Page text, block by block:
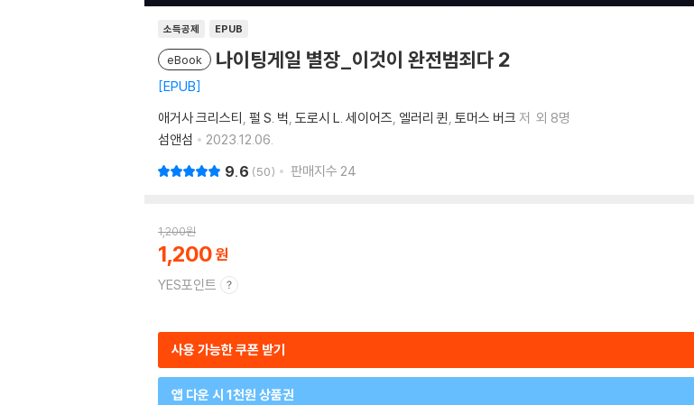
소득공제 EPUB
eBook 나이팅게일 별장_이것이 완전범죄다 2
EPUB
애거사 크리스티 펄 S. 벅 도로시 L. 세이어즈 엘러리 퀸 토머스 버크 저 외 8명
섬앤섬
2023.12.06.
9.6 50 판매지수 24
1,200원
1,200
YES포인트
사용 가능한 쿠폰 받기
앱 다운 시 1천원 상품권